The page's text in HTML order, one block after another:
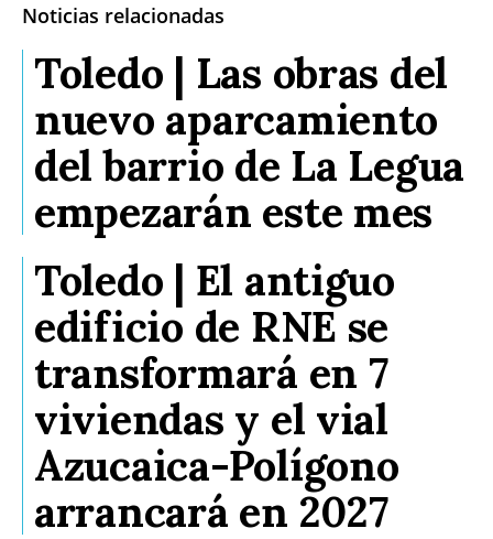
Noticias relacionadas
Toledo | Las obras del
nuevo aparcamiento
del barrio de La Legua
empezarán este mes
Toledo | El antiguo
edificio de RNE se
transformará en 7
viviendas y el vial
Azucaica-Polígono
arrancará en 2027